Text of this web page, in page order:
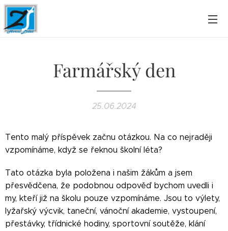
Farmářský den
25.06.2024
Tento malý příspěvek začnu otázkou. Na co nejraději
vzpomínáme, když se řeknou školní léta?
Tato otázka byla položena i našim žákům a jsem
přesvědčena, že podobnou odpověď bychom uvedli i
my, kteří již na školu pouze vzpomínáme. Jsou to výlety,
lyžařský výcvik, taneční, vánoční akademie, vystoupení,
přestávky, třídnické hodiny, sportovní soutěže, klání